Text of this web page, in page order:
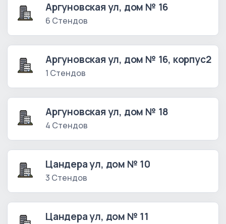
Аргуновская ул, дом № 16
6 Стендов
Аргуновская ул, дом № 16, корпус2
1 Стендов
Аргуновская ул, дом № 18
4 Стендов
Цандера ул, дом № 10
3 Стендов
Цандера ул, дом № 11